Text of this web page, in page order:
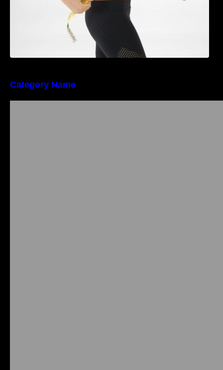
Category Name